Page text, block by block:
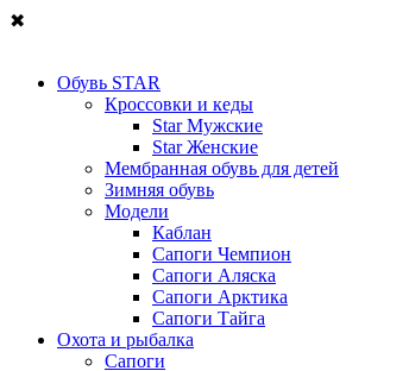
✖
Обувь STAR
Кроссовки и кеды
Star Мужские
Star Женские
Мембранная обувь для детей
Зимняя обувь
Модели
Каблан
Сапоги Чемпион
Сапоги Аляска
Сапоги Арктика
Сапоги Тайга
Охота и рыбалка
Сапоги